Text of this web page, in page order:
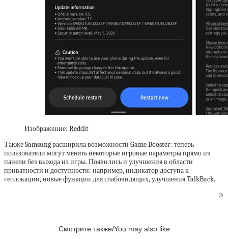
Изображение: Reddit
Также Samsung расширила возможности Game Booster: теперь
пользователи могут менять некоторые игровые параметры прямо из
панели без выхода из игры. Появились и улучшения в области
приватности и доступности: например, индикатор доступа к
геолокации, новые функции для слабовидящих, улучшения TalkBack.
©
Смотрите также/You may also like